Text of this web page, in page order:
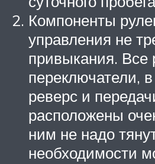
Компоненты
управления не
привыкания. Все
переключатели,
реверс и
расположены
ним не надо
необходимости